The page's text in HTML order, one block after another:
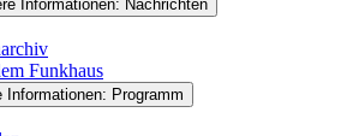
Informationen: Nachrichten
Funkhaus
Informationen: Programm